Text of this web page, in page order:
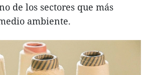
de los sectores que más
ambiente.